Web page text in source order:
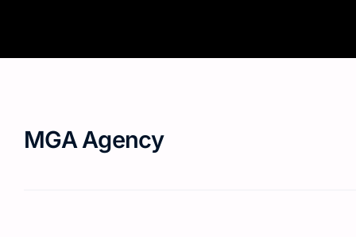
MGA Agency